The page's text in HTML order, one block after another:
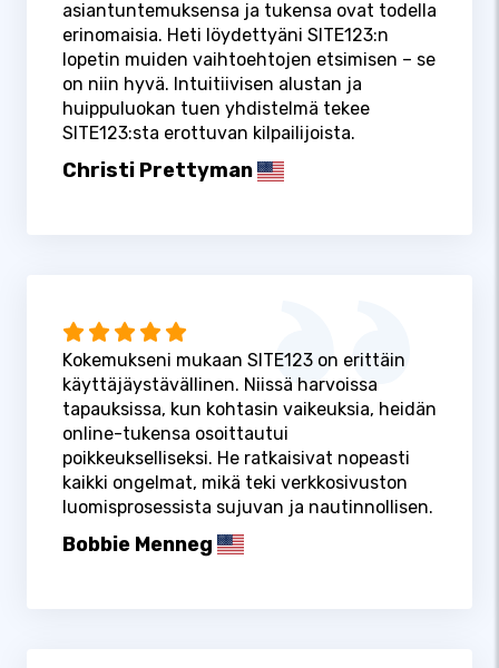
asiantuntemuksensa ja tukensa ovat todella
erinomaisia. Heti löydettyäni SITE123:n
lopetin muiden vaihtoehtojen etsimisen – se
on niin hyvä. Intuitiivisen alustan ja
huippuluokan tuen yhdistelmä tekee
SITE123:sta erottuvan kilpailijoista.
Christi Prettyman
Kokemukseni mukaan SITE123 on erittäin
käyttäjäystävällinen. Niissä harvoissa
tapauksissa, kun kohtasin vaikeuksia, heidän
online-tukensa osoittautui
poikkeukselliseksi. He ratkaisivat nopeasti
kaikki ongelmat, mikä teki verkkosivuston
luomisprosessista sujuvan ja nautinnollisen.
Bobbie Menneg